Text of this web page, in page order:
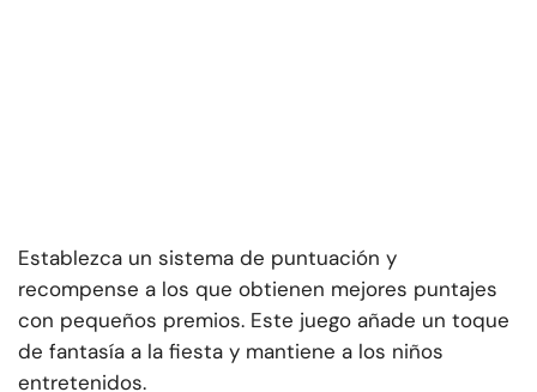
Establezca un sistema de puntuación y
recompense a los que obtienen mejores puntajes
con pequeños premios. Este juego añade un toque
de fantasía a la fiesta y mantiene a los niños
entretenidos.